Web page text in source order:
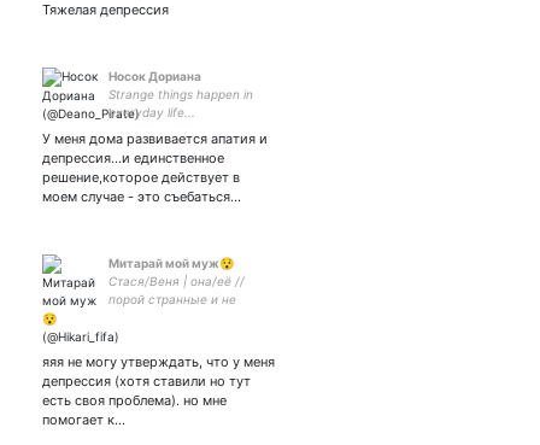
простейшей бактерии
собой 🙈
Тяжелая депрессия
Носок Дориана
Strange things happen in
everyday life...
У меня дома развивается апатия и
депрессия...и единственное
решение,которое действует в
моем случае - это съебаться…
Митарай мой муж😯
Стася/Веня | она/её //
порой странные и не
// я часто могу шутить, что
вам неприятно проходите
мимо
яяя не могу утверждать, что у меня
депрессия (хотя ставили но тут
есть своя проблема). но мне
помогает к…